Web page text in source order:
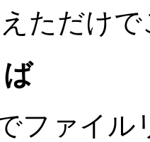
ただけ
ファイ